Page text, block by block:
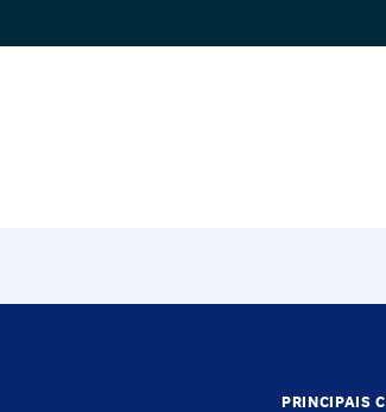
PRINCIPAIS